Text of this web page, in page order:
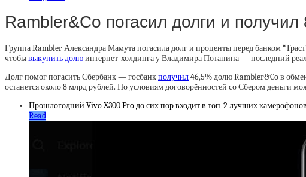
Rambler&Co погасил долги и
Группа Rambler Александра Мамута погасила долг и проценты перед банком
чтобывыкупить долюинтернет-холдинга у Владимира Потанина — последний
Долг помог погасить Сбербанк — госбанкполучил46,5% долю Rambler&Co в
останется около 8 млрд рублей. По условиям договорённостей со Сбером деньги
Прошлогодний Vivo X300 Pro до сих пор входит в топ-2 лучших
Read